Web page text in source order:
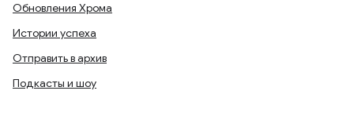
Обновления Хрома
Истории успеха
Отправить в архив
Подкасты и шоу